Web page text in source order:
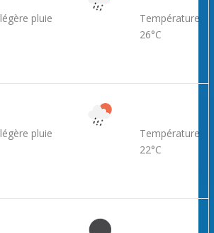
légère pluie
Température
26°C
légère pluie
Température
22°C